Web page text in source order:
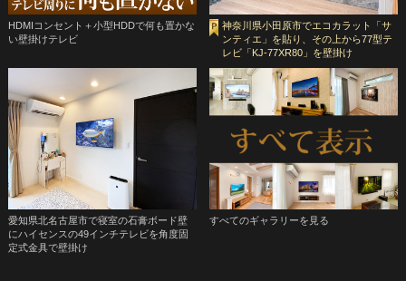
HDMIコンセント＋小型HDDで何も置かな
い壁掛けテレビ
神奈川県小田原市でエコカラット「サ
ンティエ」を貼り、その上から77型テ
レビ「KJ-77XR80」を壁掛け
愛知県北名古屋市で寝室の石膏ボード壁
にハイセンスの49インチテレビを角度固
定式金具で壁掛け
すべてのギャラリーを見る